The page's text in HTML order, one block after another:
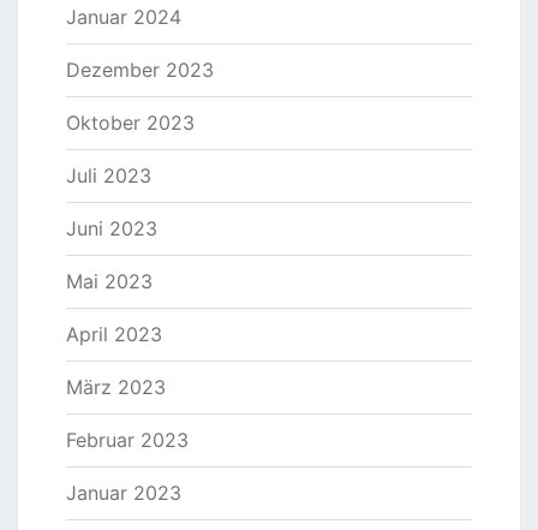
Januar 2024
Dezember 2023
Oktober 2023
Juli 2023
Juni 2023
Mai 2023
April 2023
März 2023
Februar 2023
Januar 2023